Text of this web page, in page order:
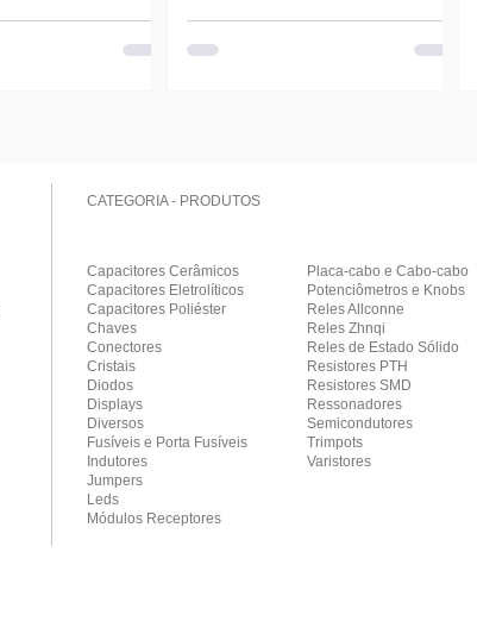
CATEGORIA - PRODUTOS
Capacitores Cerâmicos
Capacitores Eletrolíticos
Capacitores Poliéster
Chaves
Conectores
Cristais
Diodos
Displays
Diversos
Fusíveis e Porta Fusíveis
Indutores
Jumpers
Leds
Módulos Receptores
Placa-cabo e Cabo-cabo
Potenciômetros e Knobs
Reles Allconne
Reles Zhnqi
Reles de Estado Sólido
Resistores PTH
Resistores SMD
Ressonadores
Semicondutores
Trimpots
Varistores